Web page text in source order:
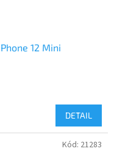
12 Mini
DETAIL
Kód: 21283